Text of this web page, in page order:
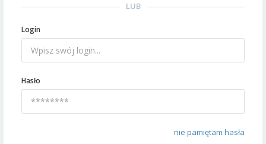
LUB
Login
Hasło
nie pamiętam hasła